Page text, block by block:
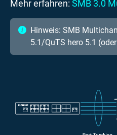
Mehr erfahren: SMB 3.0
Hinweis: SMB
5.1/QuTS hero 5.1